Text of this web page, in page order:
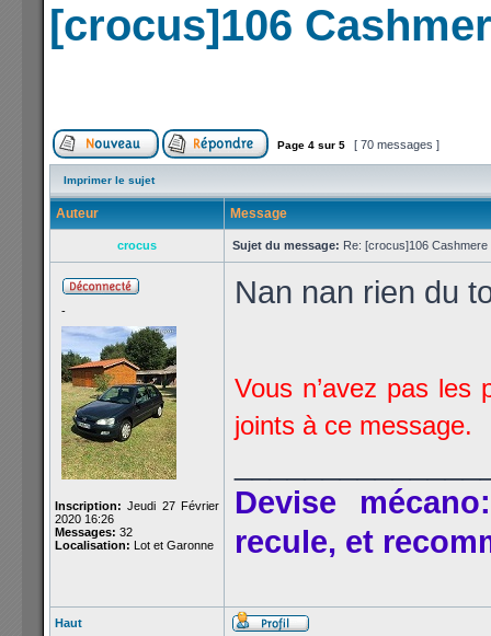
[crocus]106
Page 4 sur 5 [ 70 messages ]
Imprimer le sujet
Auteur Message
crocus Sujet du message: Re: [crocus]106
-
Inscription: Jeudi 27 Février
2020 16:26
Messages: 32
Localisation: Lot et Garonne
Nan nan rien du
Vous n’avez pas les
joints à ce message.
Devise
recule, et
Haut